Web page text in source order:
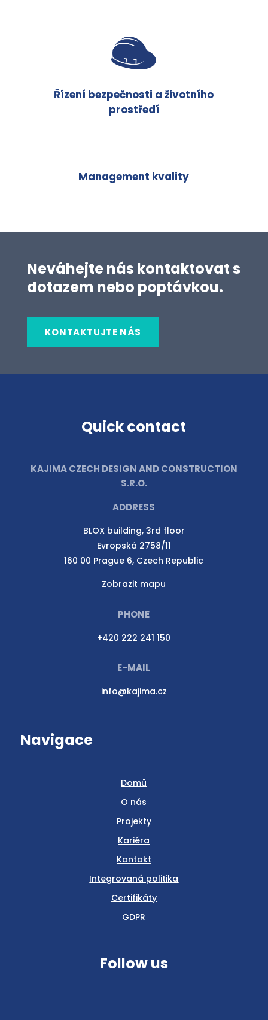
Řízení bezpečnosti a životního
prostředí
Management kvality
Neváhejte nás kontaktovat s
dotazem nebo poptávkou.
KONTAKTUJTE NÁS
Quick contact
KAJIMA CZECH DESIGN AND CONSTRUCTION
S.R.O.
ADDRESS
BLOX building, 3rd floor
Evropská 2758/11
160 00 Prague 6, Czech Republic
Zobrazit mapu
PHONE
+420 222 241 150
E-MAIL
info@kajima.cz
Navigace
Domů
O nás
Projekty
Kariéra
Kontakt
Integrovaná politika
Certifikáty
GDPR
Follow us